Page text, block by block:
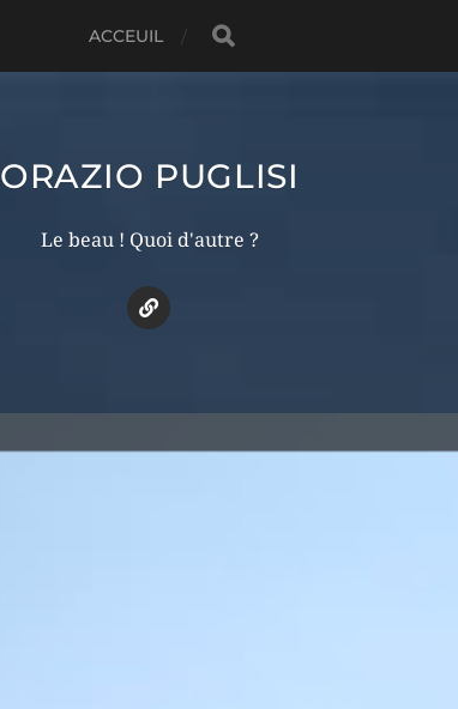
ACCEUIL
ORAZIO PUGLISI
Le beau ! Quoi d'autre ?